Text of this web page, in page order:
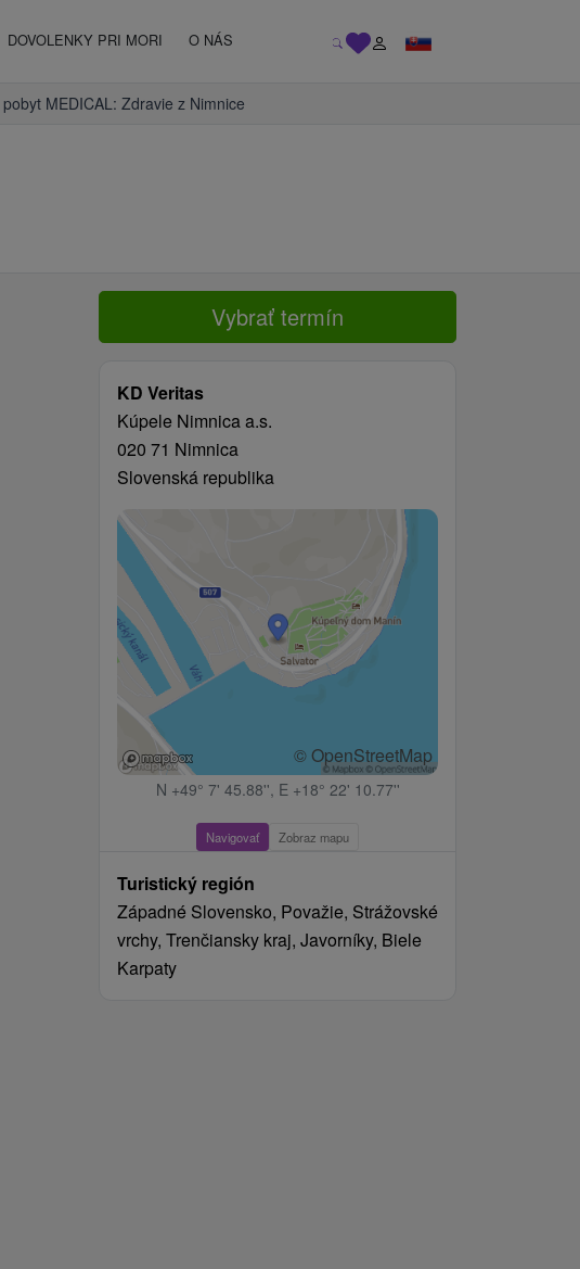
DOVOLENKY PRI MORI O NÁS
MEDICAL: Zdravie z Nimnice
Vybrať termín
KD Veritas
Kúpele Nimnica a.s.
020 71 Nimnica
Slovenská republika
© OpenStreetMap
N +49° 7' 45.88'', E +18° 22' 10.77''
Navigovať Zobraz mapu
Turistický región
Západné Slovensko, Považie, Strážovské
vrchy, Trenčiansky kraj, Javorníky, Biele
Karpaty